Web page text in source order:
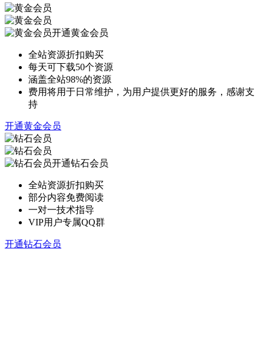
开通黄金会员
全站资源折扣购买
每天可下载50个资源
涵盖全站98%的资源
费用将用于日常维护，为用户提供更好的服务，感谢支
持
开通黄金会员
开通钻石会员
全站资源折扣购买
部分内容免费阅读
一对一技术指导
VIP用户专属QQ群
开通钻石会员